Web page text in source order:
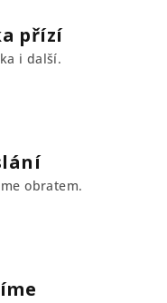
přízí
i další.
obratem.